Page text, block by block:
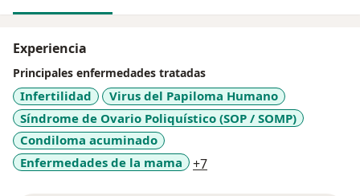
Experiencia
Principales enfermedades tratadas
Infertilidad
Virus del Papiloma Humano
Síndrome de Ovario Poliquístico (SOP / SOMP)
Condiloma acuminado
Enfermedades de la mama
+7a11y_sr_more_diseases